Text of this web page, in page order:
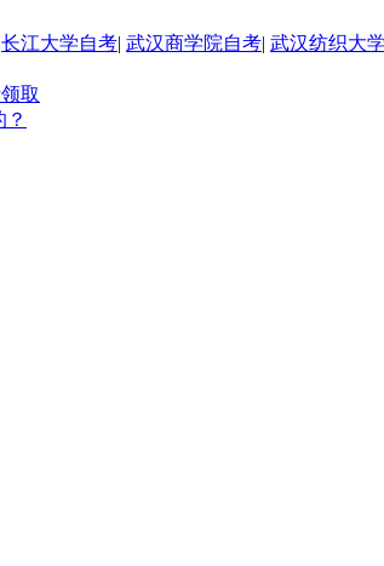
长江大学自考| 武汉商学院自考| 武汉纺织大